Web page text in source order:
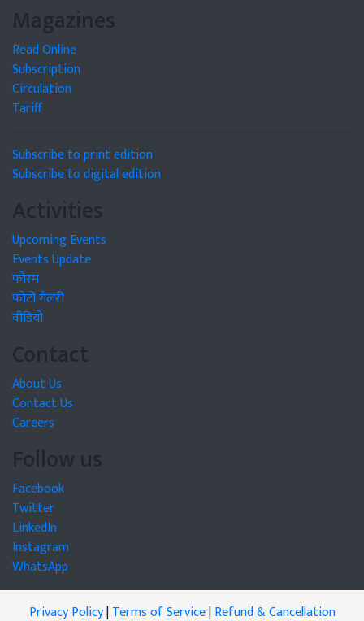
Magazines
Read Online
Subscription
Circulation
Tariff
Subscribe to print edition
Subscribe to digital edition
Activities
Upcoming Events
Events Update
फोरम
फोटो गैलरी
वीडियो
Contact
About Us
Contact Us
Careers
Follow us
Facebook
Twitter
LinkedIn
Instagram
WhatsApp
Privacy Policy|Terms of Service|Refund & Cancellation